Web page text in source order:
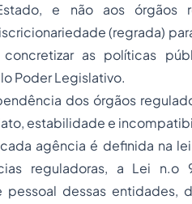
e não aos órgãos
(regrada)
as políticas
Poder Legislativo.
dos órgãos
estabilidade e
agência é definida na
reguladoras, a Lei n.o
dessas entidades,